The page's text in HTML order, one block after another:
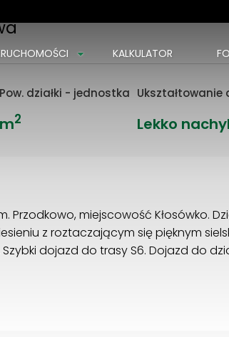
KALKULATOR
Pow. działki - jednostka
m2
Ukształtowanie
Lekko
Przodkowo, miejscowość Kłosówko.
z roztaczającym się pięknym
dojazd do trasy S6. Dojazd do